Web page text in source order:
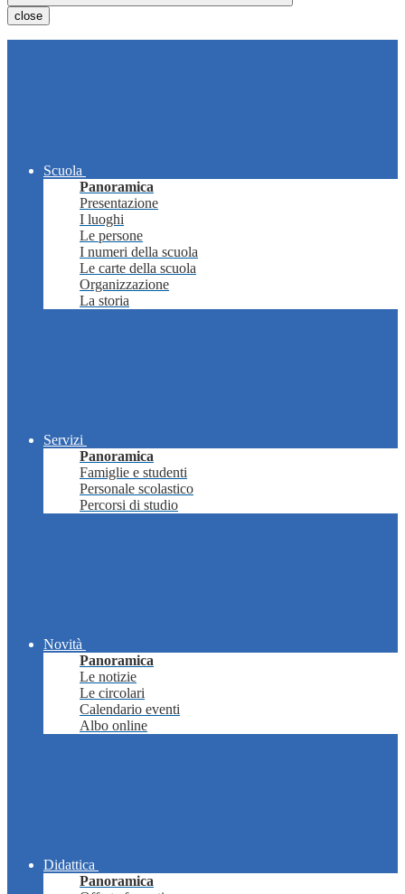
close
Scuola
Panoramica
Presentazione
I luoghi
Le persone
I numeri della scuola
Le carte della scuola
Organizzazione
La storia
Servizi
Panoramica
Famiglie e studenti
Personale scolastico
Percorsi di studio
Novità
Panoramica
Le notizie
Le circolari
Calendario eventi
Albo online
Didattica
Panoramica